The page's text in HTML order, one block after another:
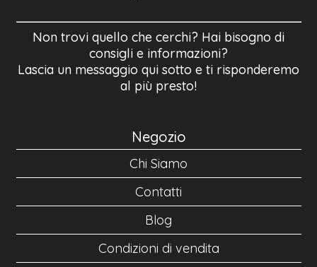
Non trovi quello che cerchi? Hai bisogno di
consigli e informazioni?
Lascia un messaggio qui sotto e ti risponderemo
al più presto!
Negozio
Chi Siamo
Contatti
Blog
Condizioni di vendita